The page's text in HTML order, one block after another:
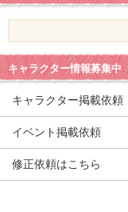
キャラクター情報募集中
キャラクター掲載依頼
イベント掲載依頼
修正依頼はこちら